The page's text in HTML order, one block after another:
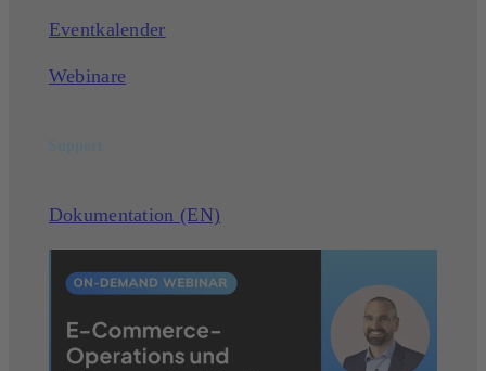
Eventkalender
Webinare
Dokumentation (EN)